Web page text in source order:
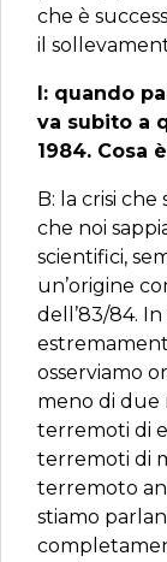
che è
il
I: quando
va subito a
1984. Cosa
B: la crisi
che noi
scientifici,
un’origine
dell’83/84.
osserviamo
meno di due
terremoti di
terremoti di
terremoto
stiamo